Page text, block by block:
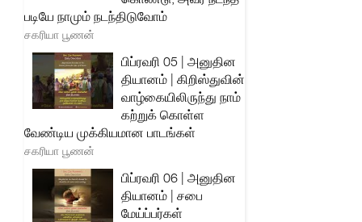
படியே நாமும் நடந்திடுவோம்
சகரியா பூணன்
பிப்ரவரி 05 | அனுதின
தியானம் | கிறிஸ்துவின்
வாழ்கையிலிருந்து நாம்
கற்றுக் கொள்ள
வேண்டிய முக்கியமான பாடங்கள்
சகரியா பூணன்
பிப்ரவரி 06 | அனுதின
தியானம் | சபை
மேய்ப்பர்கள்